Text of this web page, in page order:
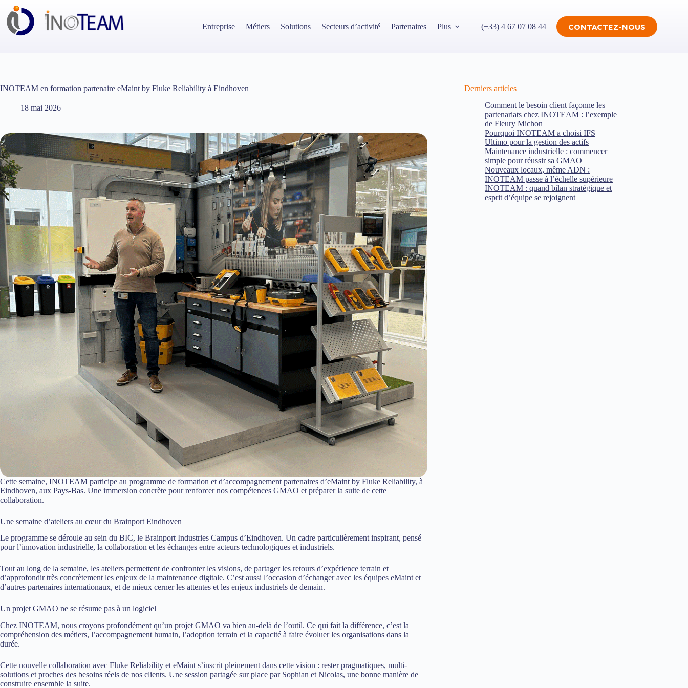
Passer
contenu
Entreprise Métiers Solutions Secteurs d’activité Partenaires Plus (+33) 4 67 07 08 44 CONTACTEZ-NOUS
INOTEAM en formation partenaire eMaint by Fluke Reliability à Eindhoven
18 mai 2026
Cette semaine, INOTEAM participe au programme de formation et d’accompagnement partenaires d’eMaint by Fluke Reliability, à
Eindhoven, aux Pays-Bas. Une immersion concrète pour renforcer nos compétences GMAO et préparer la suite de cette
collaboration.
Une semaine d’ateliers au cœur du Brainport Eindhoven
Le programme se déroule au sein du BIC, le Brainport Industries Campus d’Eindhoven. Un cadre particulièrement inspirant, pensé
pour l’innovation industrielle, la collaboration et les échanges entre acteurs technologiques et industriels.
Tout au long de la semaine, les ateliers permettent de confronter les visions, de partager les retours d’expérience terrain et
d’approfondir très concrètement les enjeux de la maintenance digitale. C’est aussi l’occasion d’échanger avec les équipes eMaint et
d’autres partenaires internationaux, et de mieux cerner les attentes et les enjeux industriels de demain.
Un projet GMAO ne se résume pas à un logiciel
Chez INOTEAM, nous croyons profondément qu’un projet GMAO va bien au-delà de l’outil. Ce qui fait la différence, c’est la
compréhension des métiers, l’accompagnement humain, l’adoption terrain et la capacité à faire évoluer les organisations dans la
durée.
Cette nouvelle collaboration avec Fluke Reliability et eMaint s’inscrit pleinement dans cette vision : rester pragmatiques, multi-
solutions et proches des besoins réels de nos clients. Une session partagée sur place par Sophian et Nicolas, une bonne manière de
construire ensemble la suite.
Derniers articles
Comment le besoin client façonne les
partenariats chez INOTEAM : l’exemple
de Fleury Michon
Pourquoi INOTEAM a choisi IFS
Ultimo pour la gestion des actifs
Maintenance industrielle : commencer
simple pour réussir sa GMAO
Nouveaux locaux, même ADN :
INOTEAM passe à l’échelle supérieure
INOTEAM : quand bilan stratégique et
esprit d’équipe se rejoignent